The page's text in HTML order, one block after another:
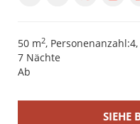
50 m2,
7 Nächte
Ab
SIEHE